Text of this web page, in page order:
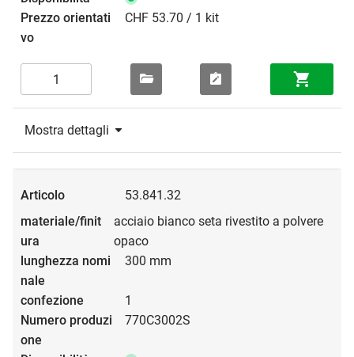
CHF 53.70 / 1 kit
Mostra dettagli
53.841.32
acciaio bianco seta rivestito a polvere
opaco
300 mm
1
770C3002S